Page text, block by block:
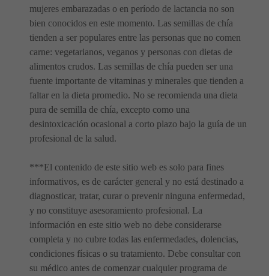
mujeres embarazadas o en período de lactancia no son
bien conocidos en este momento. Las semillas de chía
tienden a ser populares entre las personas que no comen
carne: vegetarianos, veganos y personas con dietas de
alimentos crudos. Las semillas de chía pueden ser una
fuente importante de vitaminas y minerales que tienden a
faltar en la dieta promedio. No se recomienda una dieta
pura de semilla de chía, excepto como una
desintoxicación ocasional a corto plazo bajo la guía de un
profesional de la salud.
***El contenido de este sitio web es solo para fines
informativos, es de carácter general y no está destinado a
diagnosticar, tratar, curar o prevenir ninguna enfermedad,
y no constituye asesoramiento profesional. La
información en este sitio web no debe considerarse
completa y no cubre todas las enfermedades, dolencias,
condiciones físicas o su tratamiento. Debe consultar con
su médico antes de comenzar cualquier programa de